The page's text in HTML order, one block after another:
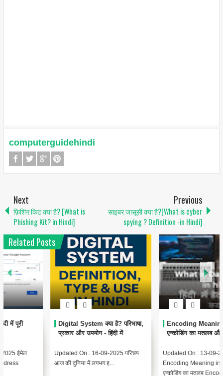
computerguidehindi
Next
फ़िशिंग किट क्या है? [What is
Phishing Kit? in Hindi]
Previous
साइबर जासूसी क्या है?[What is cyber
spying ? Definition -in Hindi]
Related Posts 1
Encoding Meaning in Hindi |
एन्कोडिंग का मतलब और उपयोग
Updated On : 13-09-2025
Encoding Meaning in Hindi |
6
थंबनेल क्या है? | Thumbnail
Meaning in Hindi (YouTube
& Computer Example)
{ "@context": "https://schema.org",
"@type": "BlogPosting",